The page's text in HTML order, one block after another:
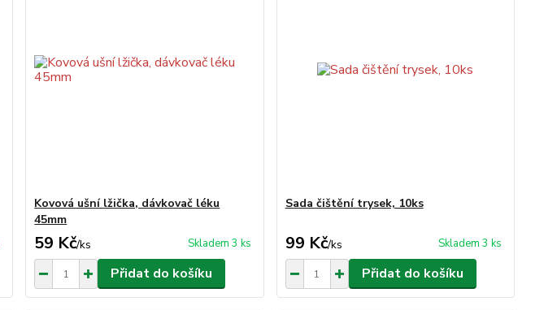
Kovová ušní lžička, dávkovač léku
45mm
59 Kč/ks Skladem 3 ks
Přidat do košíku
Sada čištění trysek, 10ks
99 Kč/ks Skladem 3 ks
Přidat do košíku